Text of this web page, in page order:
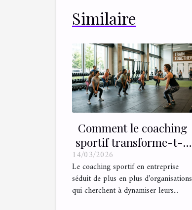
Similaire
Comment le coaching
sportif transforme-t-il
le climat d'entreprise ?
14/03/2026
Le coaching sportif en entreprise
séduit de plus en plus d’organisations
qui cherchent à dynamiser leurs...